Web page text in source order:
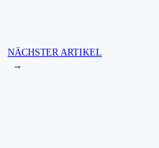
NÄCHSTER ARTIKEL
→